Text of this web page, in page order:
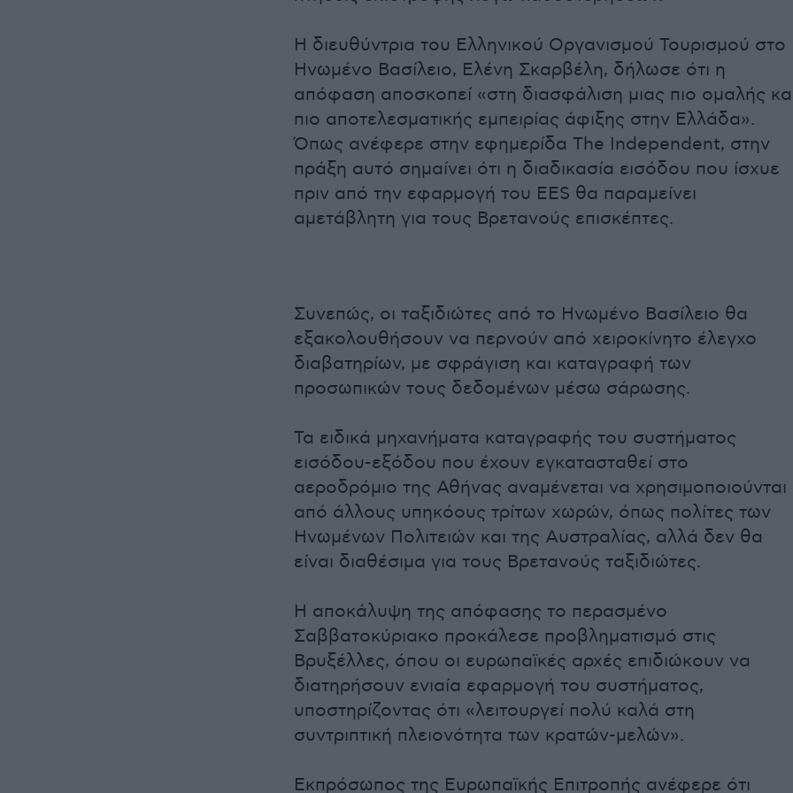
Η διευθύντρια του Ελληνικού Οργανισμού Τουρισμού στο
Ηνωμένο Βασίλειο, Ελένη Σκαρβέλη, δήλωσε ότι η
απόφαση αποσκοπεί «στη διασφάλιση μιας πιο ομαλής
πιο αποτελεσματικής εμπειρίας άφιξης στην Ελλάδα».
Όπως ανέφερε στην εφημερίδα The Independent, στην
πράξη αυτό σημαίνει ότι η διαδικασία εισόδου που ίσχυε
πριν από την εφαρμογή του EES θα παραμείνει
αμετάβλητη για τους Βρετανούς επισκέπτες.
Συνεπώς, οι ταξιδιώτες από το Ηνωμένο Βασίλειο θα
εξακολουθήσουν να περνούν από χειροκίνητο έλεγχο
διαβατηρίων, με σφράγιση και καταγραφή των
προσωπικών τους δεδομένων μέσω σάρωσης.
Τα ειδικά μηχανήματα καταγραφής του συστήματος
εισόδου-εξόδου που έχουν εγκατασταθεί στο
αεροδρόμιο της Αθήνας αναμένεται να χρησιμοποιούνται
από άλλους υπηκόους τρίτων χωρών, όπως πολίτες των
Ηνωμένων Πολιτειών και της Αυστραλίας, αλλά δεν θα
είναι διαθέσιμα για τους Βρετανούς ταξιδιώτες.
Η αποκάλυψη της απόφασης το περασμένο
Σαββατοκύριακο προκάλεσε προβληματισμό στις
Βρυξέλλες, όπου οι ευρωπαϊκές αρχές επιδιώκουν να
διατηρήσουν ενιαία εφαρμογή του συστήματος,
υποστηρίζοντας ότι «λειτουργεί πολύ καλά στη
συντριπτική πλειονότητα των κρατών-μελών».
Εκπρόσωπος της Ευρωπαϊκής Επιτροπής ανέφερε ότι